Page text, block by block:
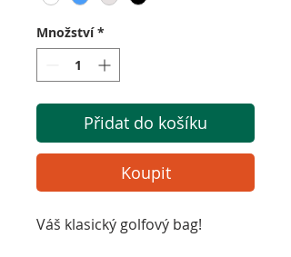
Množství *
Přidat do košíku
Koupit
Váš klasický golfový bag!